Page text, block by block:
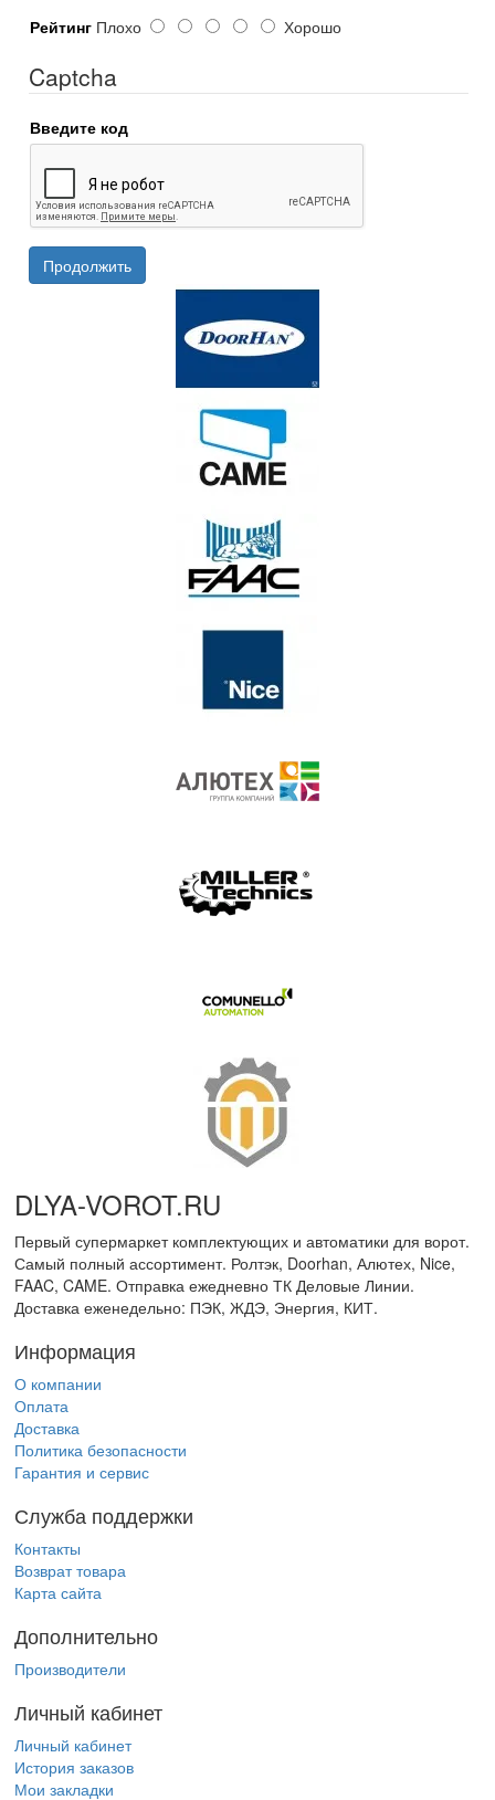
Рейтинг Плохо Хорошо
Captcha
Введите код
Продолжить
DLYA-VOROT.RU
Первый супермаркет комплектующих и автоматики для ворот.
Самый полный ассортимент. Ролтэк, Doorhan, Алютех, Nice,
FAAC, CAME. Отправка ежедневно ТК Деловые Линии.
Доставка еженедельно: ПЭК, ЖДЭ, Энергия, КИТ.
Информация
О компании
Оплата
Доставка
Политика безопасности
Гарантия и сервис
Служба поддержки
Контакты
Возврат товара
Карта сайта
Дополнительно
Производители
Личный кабинет
Личный кабинет
История заказов
Мои закладки